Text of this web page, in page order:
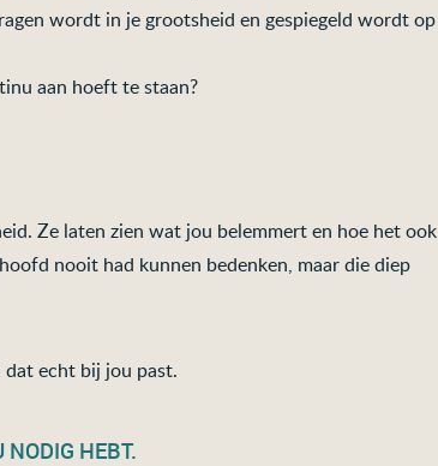
wordt in je grootsheid en gespiegeld wordt op
aan hoeft te staan?
Ze laten zien wat jou belemmert en hoe het ook
nooit had kunnen bedenken, maar die diep
echt bij jou past.
HEBT.